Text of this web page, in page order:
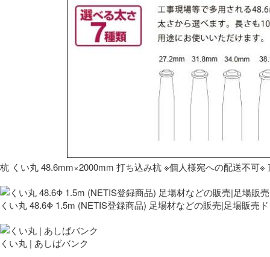
杭 くい丸 48.6mm×2000mm 打ち込み杭 ※個人様宛への配送不可※
くい丸 48.6Φ 1.5m (NETIS登録商品) 足場材などの販売|足場販売
くい丸 | あしばバンク